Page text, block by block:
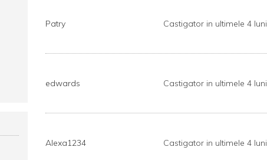
Patry Castigator in ultimele 4 luni
edwards Castigator in ultimele 4 luni
Alexa1234 Castigator in ultimele 4 luni